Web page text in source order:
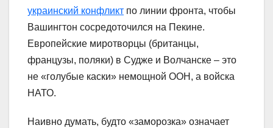
украинский конфликт по линии фронта, чтобы
Вашингтон сосредоточился на Пекине.
Европейские миротворцы (британцы,
французы, поляки) в Судже и Волчанске – это
не «голубые каски» немощной ООН, а войска
НАТО.
Наивно думать, будто «заморозка» означает